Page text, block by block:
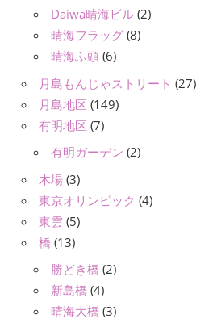
Daiwa晴海ビル (2)
晴海フラッグ (8)
晴海ふ頭 (6)
月島もんじゃストリート (27)
月島地区 (149)
有明地区 (7)
有明ガーデン (2)
木場 (3)
東京オリンピック (4)
東雲 (5)
橋 (13)
勝どき橋 (2)
新島橋 (4)
晴海大橋 (3)